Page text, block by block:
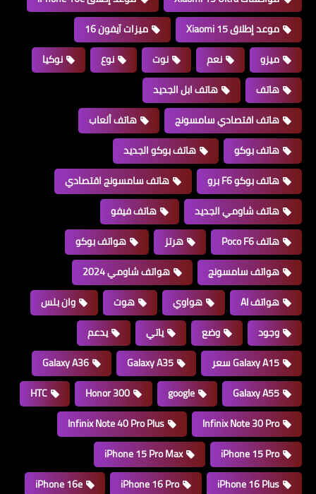
موعد إطلاق Xiaomi 15
ميزات آيفون 16
ميزو
نعم نوت نوع
نوكيا
هاتف
هاتف ابل الجديد
هاتف اقتصادي سامسونج
هاتف ألعاب
هاتف بوكو
هاتف بوكو الجديد
هاتف بوكو F6 برو
هاتف سامسونج اقتصادي
هاتف شاومي الجديد
هاتف فيفو
هاتف Poco F6
هرتز
هواتف بوكو
هواتف سامسونج
هواتف شاومي 2024
هواتف AI
هواوي هوت
وان بلس
وجود
وضع ياتي
يدعم
Galaxy A15 سعر
Galaxy A35
Galaxy A36
Galaxy A55
google
Honor 300
HTC
Infinix Note 30 Pro
Infinix Note 40 Pro Plus
iPhone 15 Pro
iPhone 15 Pro Max
iPhone 16 Plus
iPhone 16 Pro
iPhone 16e